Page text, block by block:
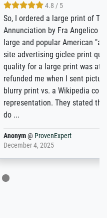
of The
from a very
"art/poster"
quality. The
atrocious. They
pictures of the
commons
they couldn't